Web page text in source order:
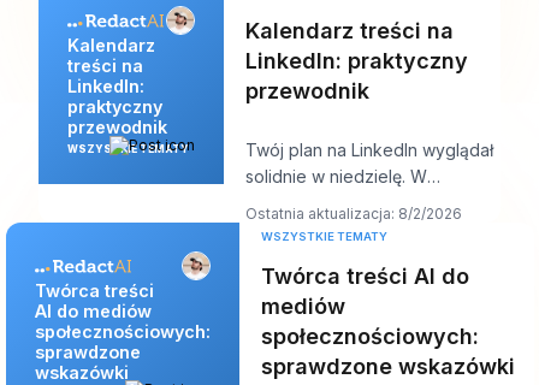
Kalendarz
treści na
LinkedIn:
praktyczny
przewodnik
WSZYSTKIE TEMATY
Kalendarz treści na
LinkedIn: praktyczny
przewodnik
Twój plan na LinkedIn wyglądał
solidnie w niedzielę. W
czwartek kolejka jest pusta,
hook, który Ci s
Ostatnia aktualizacja: 8/2/2026
Twórca treści
AI do mediów
społecznościowych:
sprawdzone
wskazówki
WSZYSTKIE TEMATY
Twórca treści AI do
mediów
społecznościowych:
sprawdzone wskazówki